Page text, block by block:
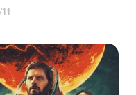
/11